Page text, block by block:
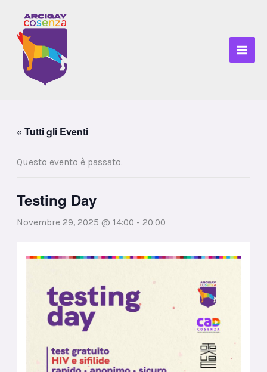
contenuto
« Tutti gli Eventi
Questo evento è passato.
Testing Day
Novembre 29, 2025 @ 14:00 -20:00